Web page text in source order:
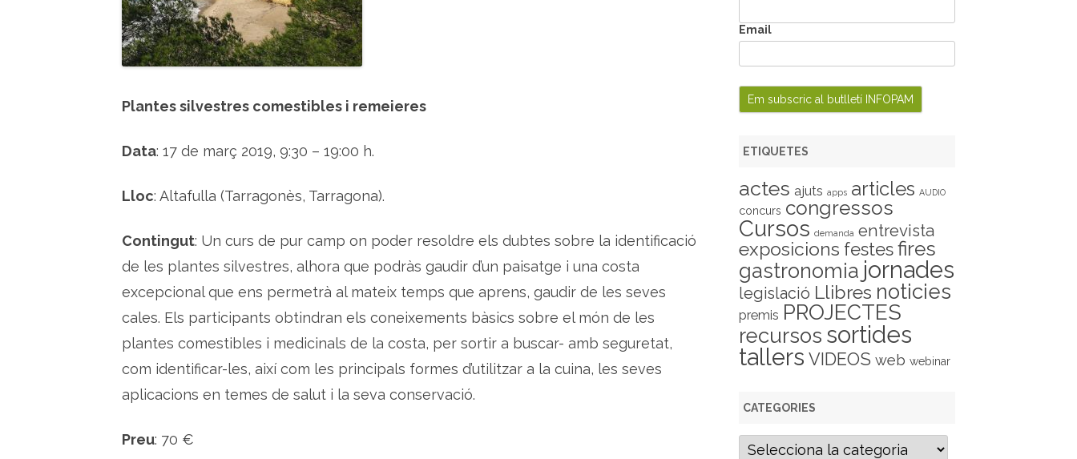
r
u
t
d
l
a
ó
a
Plantes silvestres comestibles i remeieres
Data: 17 de març 2019, 9:30 – 19:00 h.
Lloc: Altafulla (Tarragonès, Tarragona).
Contingut: Un curs de pur camp on poder resoldre els dubtes sobre la identificació
de les plantes silvestres, alhora que podràs gaudir d’un paisatge i una costa
excepcional que ens permetrà al mateix temps que aprens, gaudir de les seves
cales. Els participants obtindran els coneixements bàsics sobre el món de les
plantes comestibles i medicinals de la costa, per sortir a buscar- amb seguretat,
com identificar-les, així com les principals formes d’utilitzar a la cuina, les seves
aplicacions en temes de salut i la seva conservació.
Preu: 70 €
Email
ETIQUETES
actes ajuts apps articles AUDIO
concurs congressos
Cursos demanda entrevista
exposicions festes fires
gastronomia jornades
legislació Llibres noticies
premis PROJECTES
recursos sortides
tallers VIDEOS web webinar
CATEGORIES
C